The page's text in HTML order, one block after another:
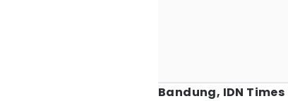
Bandung, IDN Times